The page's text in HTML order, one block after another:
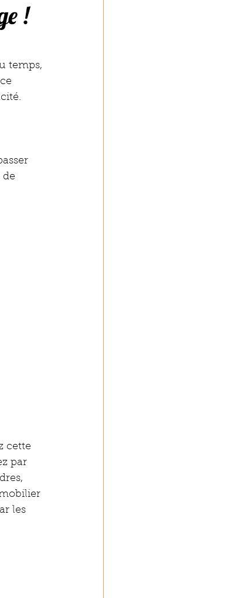
!
temps,
de
cette
par
les